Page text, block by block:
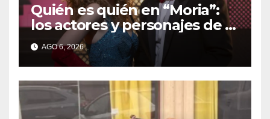
Quién es quién en “Moria”:
los actores y personajes de la
serie
AGO 6, 2026